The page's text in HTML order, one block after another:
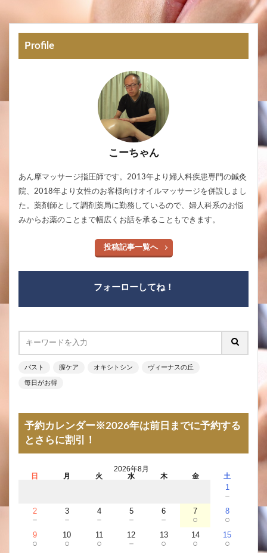
Profile
こーちゃん
あん摩マッサージ指圧師です。2013年より婦人科疾患専門の鍼灸
院、2018年より女性のお客様向けオイルマッサージを併設しまし
た。薬剤師として調剤薬局に勤務しているので、婦人科系のお悩
みからお薬のことまで幅広くお話を承ることもできます。
投稿記事一覧へ
フォーローしてね！
バスト 膣ケア オキシトシン ヴィーナスの丘
毎日がお得
予約カレンダー※2026年は前日までに予約する
とさらに割引！
2026年8月
日
月 火 水 木 金 土
1
－
2
－
3
－
4
－
5
－
6
－
7
○
8
○
9
○
10
○
11
○
12
－
13
○
14
○
15
○